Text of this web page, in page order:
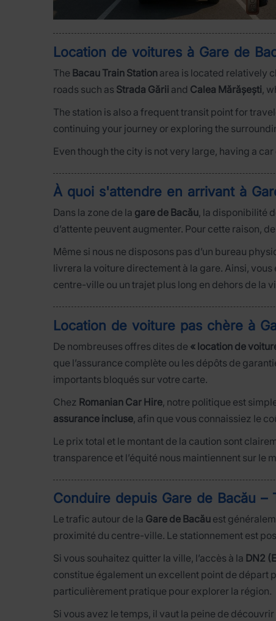
Location de voitures à Gare de
The Bacau Train Station area is located relatively
roads such as Strada Gării and Calea Mărășești,
The station is also a frequent transit point for
continuing your journey or exploring the
Even though the city is not very large, having a
À quoi s'attendre en arrivant à
Dans la zone de la gare de Bacău, la disponibilité
d’attente peuvent augmenter. Pour cette raison,
Même si nous ne disposons pas d’un bureau
livrera la voiture directement à la gare. Ainsi,
centre-ville ou un trajet plus long en dehors de la
Location de voiture pas chère à
De nombreuses offres dites de « location de
que l’assurance complète ou les dépôts de
importants bloqués sur votre carte.
Chez Romanian Car Hire, notre politique est
assurance incluse, afin que vous connaissiez le
Le prix total et le montant de la caution sont
transparence et l’équité nous maintiennent sur le
Conduire depuis Gare de Bacău –
Le trafic autour de la Gare de Bacău est
proximité du centre-ville. Le stationnement est
Si vous souhaitez quitter la ville, l’accès à la DN2
constitue également un excellent point de départ
particulièrement pratique pour explorer la région.
Si vous avez le temps, il vaut la peine de